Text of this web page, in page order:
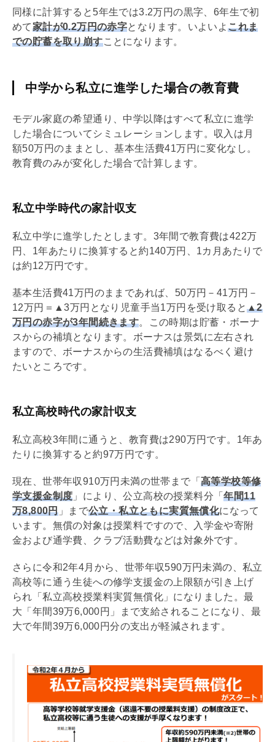
同様に計算すると5年生では3.2万円の黒字、6年生で初
めて家計が0.2万円の赤字となります。いよいよこれま
での貯蓄を取り崩すことになります。
中学から私立に進学した場合の教育費
モデル家庭の希望通り、中学以降はすべて私立に進学
した場合についてシミュレーションします。収入は月
額50万円のままとし、基本生活費41万円に変化なし。
教育費のみが変化した場合で計算します。
私立中学時代の家計収支
私立中学に進学したとします。3年間で教育費は422万
円、1年あたりに換算すると約140万円、1カ月あたりで
は約12万円です。
基本生活費41万円のままであれば、50万円－41万円－
12万円＝▲3万円となり児童手当1万円を受け取ると▲2
万円の赤字が3年間続きます。この時期は貯蓄・ボーナ
スからの補填となります。ボーナスは景気に左右され
ますので、ボーナスからの生活費補填はなるべく避け
たいところです。
私立高校時代の家計収支
私立高校3年間に通うと、教育費は290万円です。1年あ
たりに換算すると約97万円です。
現在、世帯年収910万円未満の世帯まで「 高等学校等修
学支援金制度 」により、公立高校の授業料分「年間11
万8,800円」まで公立・私立ともに実質無償化になって
います。無償の対象は授業料ですので、入学金や寄附
金および通学費、クラブ活動費などは対象外です。
さらに令和2年4月から、世帯年収590万円未満の、私立
高校等に通う生徒への修学支援金の上限額が引き上げ
られ「私立高校授業料実質無償化」になりました。最
大「年間39万6,000円」まで支給されることになり、最
大で年間39万6,000円分の支出が軽減されます。